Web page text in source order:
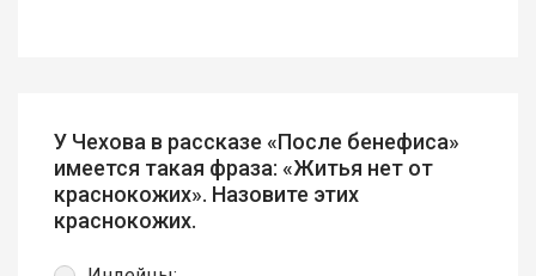
У Чехова в рассказе «После бенефиса»
имеется такая фраза: «Житья нет от
краснокожих». Назовите этих
краснокожих.